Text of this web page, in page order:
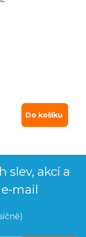
Do košíku
slev, akcí a
mail